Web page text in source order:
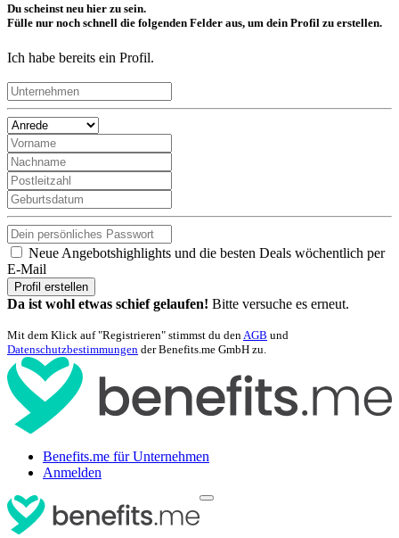
Du scheinst neu hier zu sein.
Fülle nur noch schnell die folgenden Felder aus, um dein Profil zu erstellen.
Ich habe bereits ein Profil.
Neue Angebotshighlights und die besten Deals wöchentlich per
E-Mail
Profil erstellen
Da ist wohl etwas schief gelaufen! Bitte versuche es erneut.
Mit dem Klick auf "Registrieren" stimmst du denAGB und
Datenschutzbestimmungen der Benefits.me GmbH zu.
Benefits.me für Unternehmen
Anmelden